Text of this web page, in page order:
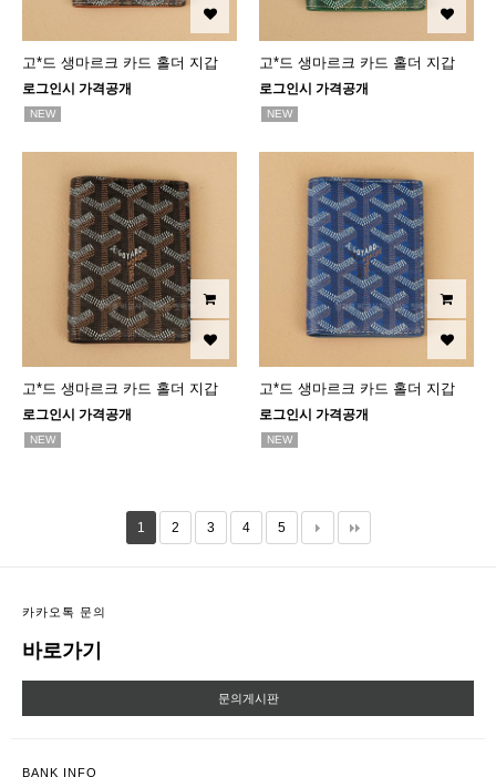
고*드 생마르크 카드 홀더 지갑
로그인시 가격공개
NEW
고*드 생마르크 카드 홀더 지갑
로그인시 가격공개
NEW
고*드 생마르크 카드 홀더 지갑
로그인시 가격공개
NEW
고*드 생마르크 카드 홀더 지갑
로그인시 가격공개
NEW
1 2 3 4 5
카카오톡 문의
바로가기
문의게시판
BANK INFO